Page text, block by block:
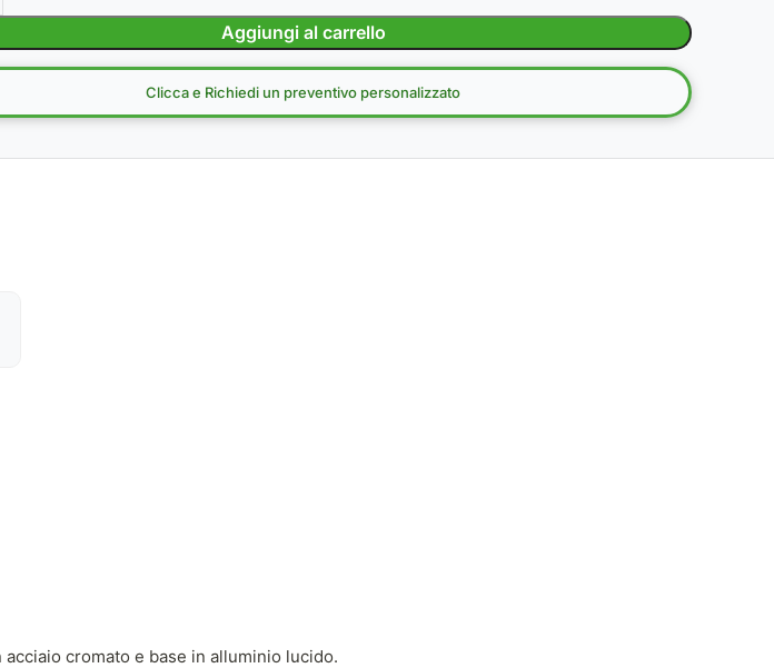
Aggiungi al carrello
Clicca e Richiedi un preventivo personalizzato
cromato e base in alluminio lucido.